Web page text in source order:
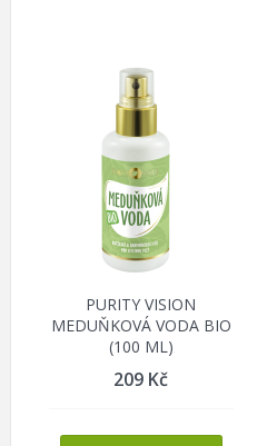
PURITY VISION
MEDUŇKOVÁ VODA BIO
(100 ML)
209 Kč